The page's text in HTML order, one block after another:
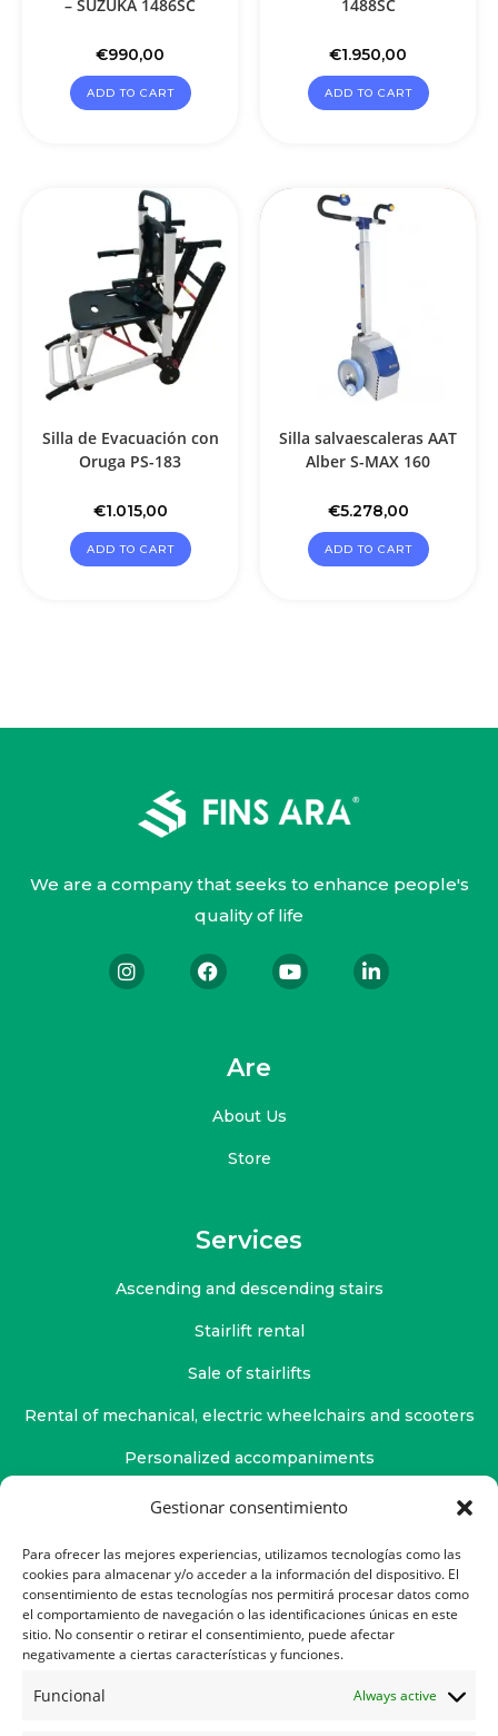
Gestionar consentimiento
Para ofrecer las mejores experiencias, utilizamos tecnologías como las
cookies para almacenar y/o acceder a la información del dispositivo. El
consentimiento de estas tecnologías nos permitirá procesar datos como
el comportamiento de navegación o las identificaciones únicas en este
sitio. No consentir o retirar el consentimiento, puede afectar
negativamente a ciertas características y funciones.
Funcional Always active
– SUZUKA 1486SC
€990,00
ADD TO CART
1488SC
€1.950,00
ADD TO CART
Silla de Evacuación con
Oruga PS-183
€1.015,00
ADD TO CART
Silla salvaescaleras AAT
Alber S-MAX 160
€5.278,00
ADD TO CART
We are a company that seeks to enhance people's
quality of life
Are
About Us
Store
Services
Ascending and descending stairs
Stairlift rental
Sale of stairlifts
Rental of mechanical, electric wheelchairs and scooters
Personalized accompaniments
Physiotherapy service
Psychological attention
Contact